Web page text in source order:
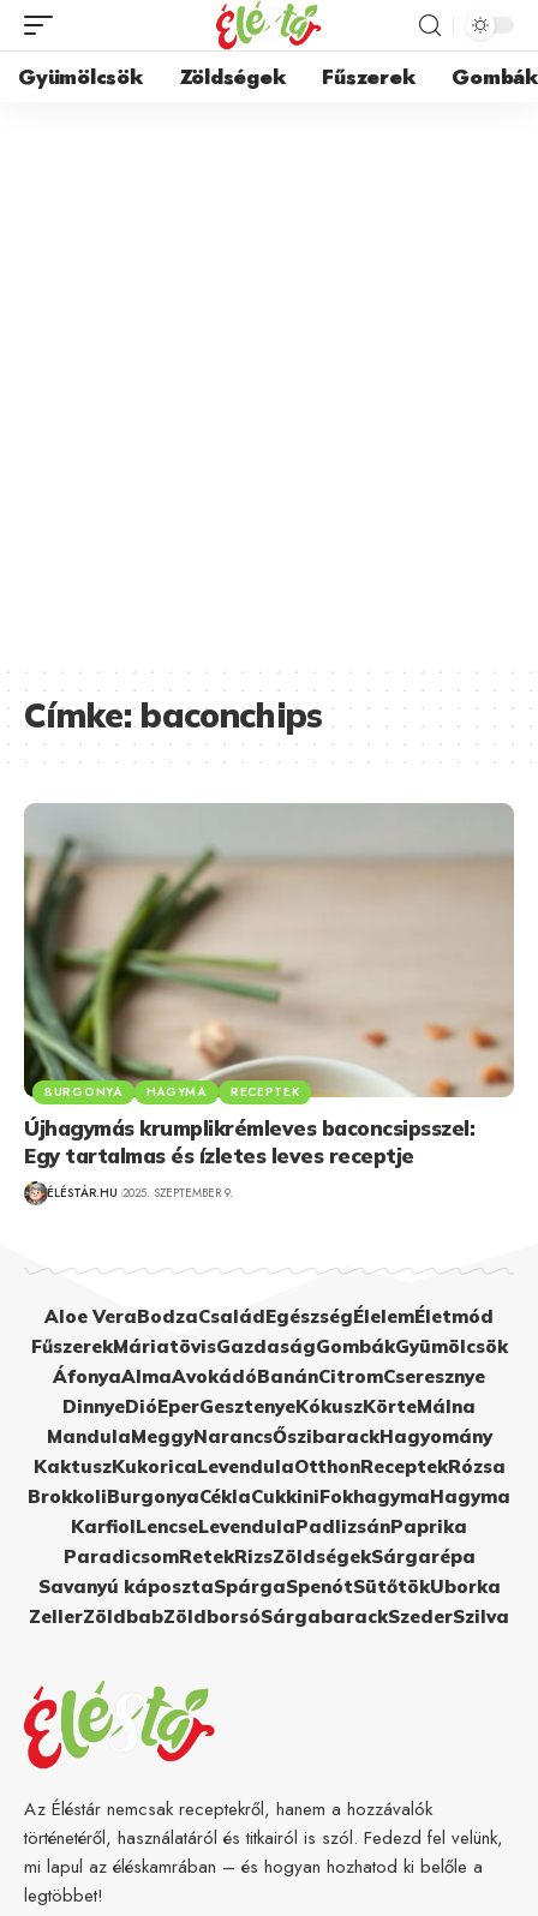
Gyümölcsök Zöldségek Fűszerek Gombák
Címke:baconchips
BURGONYA HAGYMA RECEPTEK
Újhagymás krumplikrémleves baconcsipsszel:
Egy tartalmas és ízletes leves receptje
ÉLÉSTÁR.HU 2025. SZEPTEMBER 9.
Aloe VeraBodzaCsaládEgészségÉlelemÉletmód
FűszerekMáriatövisGazdaságGombákGyümölcsök
ÁfonyaAlmaAvokádóBanánCitromCseresznye
DinnyeDióEperGesztenyeKókuszKörteMálna
MandulaMeggyNarancsŐszibarackHagyomány
KaktuszKukoricaLevendulaOtthonReceptekRózsa
BrokkoliBurgonyaCéklaCukkiniFokhagymaHagyma
KarfiolLencseLevendulaPadlizsánPaprika
ParadicsomRetekRizsZöldségekSárgarépa
Savanyú káposztaSpárgaSpenótSütőtökUborka
ZellerZöldbabZöldborsóSárgabarackSzederSzilva
Az Éléstár nemcsak receptekről, hanem a hozzávalók
történetéről, használatáról és titkairól is szól. Fedezd fel velünk,
mi lapul az éléskamrában – és hogyan hozhatod ki belőle a
legtöbbet!